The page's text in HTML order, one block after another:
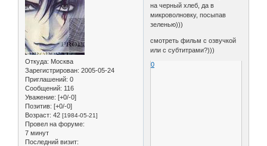
Откуда: Москва
Зарегистрирован: 2005-05-24
Приглашений: 0
Сообщений: 116
Уважение: [+0/-0]
Позитив: [+0/-0]
Возраст: 42 [1984-05-21]
Провел на форуме:
7 минут
Последний визит:
на черный хлеб, да в
микроволновку, посыпав
зеленью)))
смотреть фильм с озвучкой
или с субтитрами?)))
0